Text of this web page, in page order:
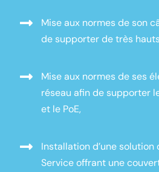
Mise aux normes de son
de supporterde très
Mise aux normes de ses
réseau afin de supporter
et le PoE,
Installation d’une solution
Serviceoffrant une